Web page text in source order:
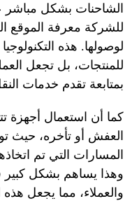
الشاحنات بشكل مباشر
للشركة معرفة الموقع
لوصولها. هذه
للمنتجات، بل تجعل
بمتابعة تقدم خدمات
العفش أو تأخره، حيث
المسارات التي تم
وهذا يساهم بشكل كبير
والعملاء، مما يجعل هذه